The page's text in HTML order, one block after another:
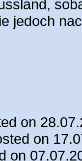
jedoch
on
on
on